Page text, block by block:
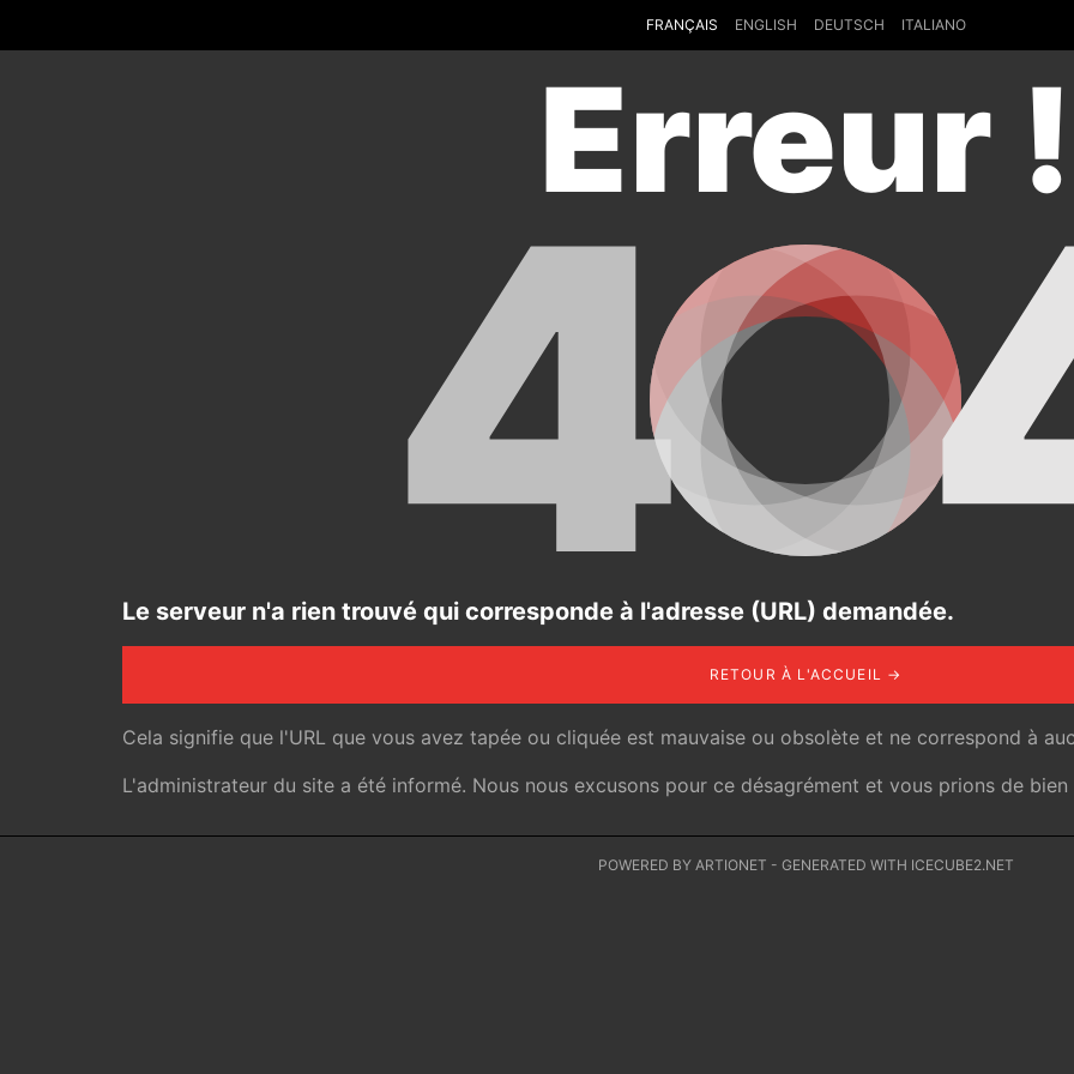
FRANÇAIS ENGLISH DEUTSCH ITALIANO
Erreur !
4
Le serveur n'a rien trouvé qui corresponde à l'adresse (URL) demandée.
RETOUR À L'ACCUEIL →
Cela signifie que l'URL que vous avez tapée ou cliquée est mauvaise ou obsolète et ne correspond à
L'administrateur du site a été informé. Nous nous excusons pour ce désagrément et vous prions de
POWERED BY ARTIONET - GENERATED WITH ICECUBE2.NET